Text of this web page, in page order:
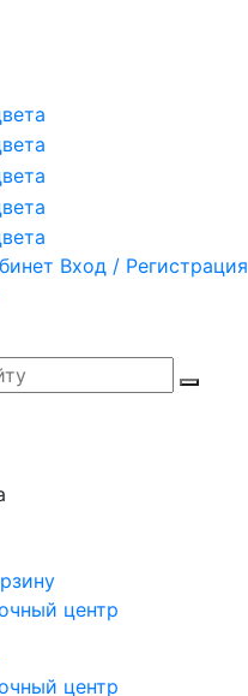
Вход / Регистрация
центр
центр